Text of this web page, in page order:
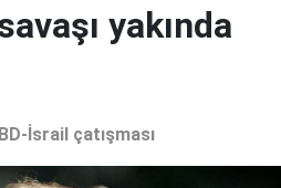
yakında
İsrail çatışması